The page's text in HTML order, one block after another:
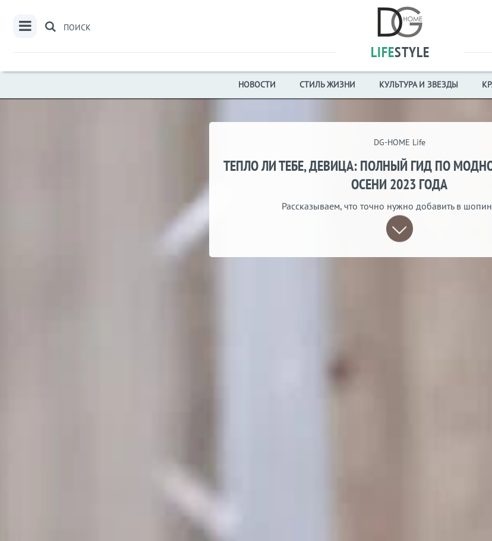
ПОИСК
LIFESTYLE
НОВОСТИ СТИЛЬ ЖИЗНИ КУЛЬТУРА И ЗВЕЗДЫ
DG-HOME Life
ТЕПЛО ЛИ ТЕБЕ, ДЕВИЦА: ПОЛНЫЙ ГИД ПО
ОСЕНИ 2023 ГОДА
Рассказываем, что точно нужно добавить в